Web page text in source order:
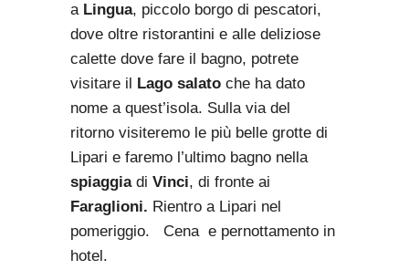
a Lingua, piccolo borgo di pescatori,
dove oltre ristorantini e alle deliziose
calette dove fare il bagno, potrete
visitare il Lago salato che ha dato
nome a quest’isola. Sulla via del
ritorno visiteremo le più belle grotte di
Lipari e faremo l’ultimo bagno nella
spiaggiadiVinci, di fronte ai
Faraglioni. Rientro a Lipari nel
pomeriggio.
Cena e pernottamento in
hotel.